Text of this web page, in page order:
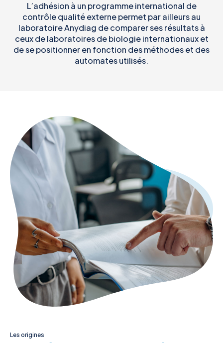
L’adhésion à un programme international de
contrôle qualité externe permet par ailleurs au
laboratoire Anydiag de comparer ses résultats à
ceux de laboratoires de biologie internationaux et
de se positionner en fonction des méthodes et des
automates utilisés.
Les origines